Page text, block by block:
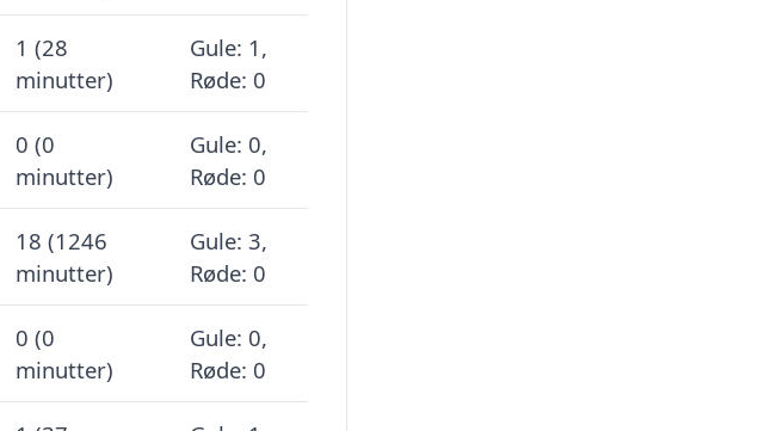
1 (28
minutter)
Gule: 1,
Røde: 0
0 (0
minutter)
Gule: 0,
Røde: 0
18 (1246
minutter)
Gule: 3,
Røde: 0
0 (0
minutter)
Gule: 0,
Røde: 0